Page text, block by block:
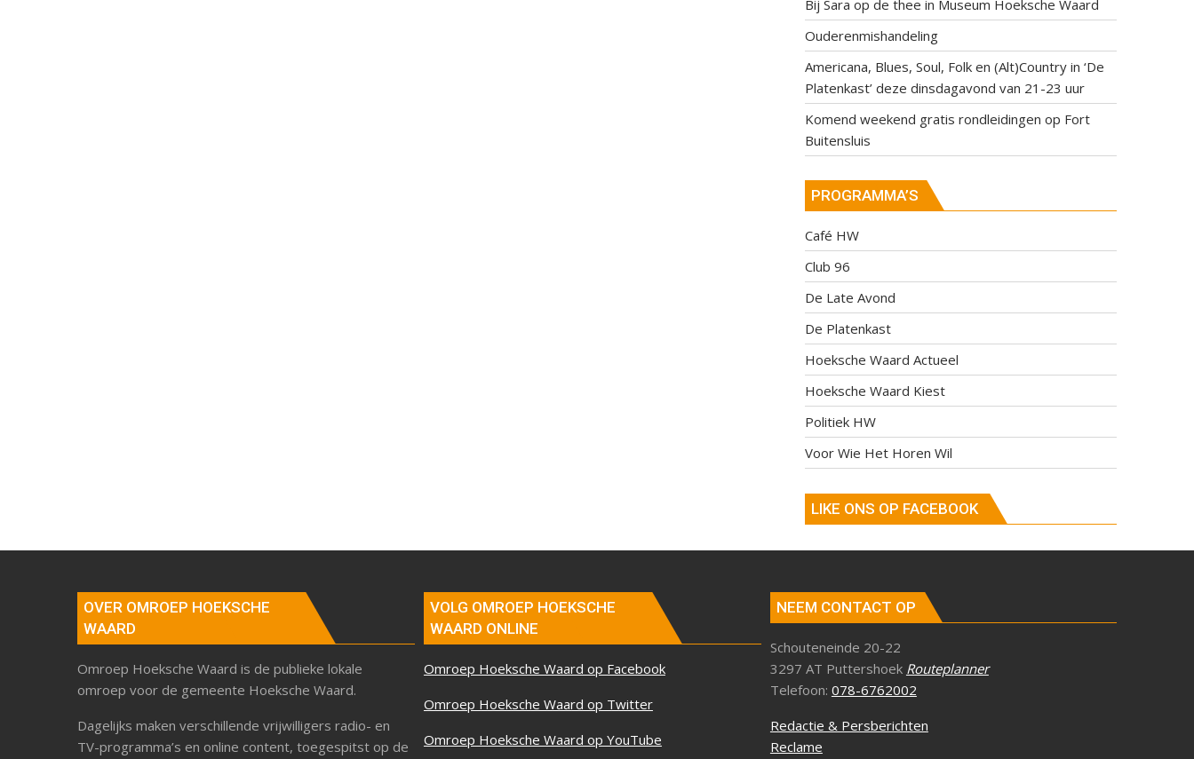
Bij Sara op de thee in Museum Hoeksche Waard
Ouderenmishandeling
Americana, Blues, Soul, Folk en (Alt)Country in ‘De
Platenkast’ deze dinsdagavond van 21-23 uur
Komend weekend gratis rondleidingen op Fort
Buitensluis
PROGRAMMA’S
Café HW
Club 96
De Late Avond
De Platenkast
Hoeksche Waard Actueel
Hoeksche Waard Kiest
Politiek HW
Voor Wie Het Horen Wil
LIKE ONS OP FACEBOOK
OVER OMROEP HOEKSCHE
WAARD
Omroep Hoeksche Waard is de publieke lokale
omroep voor de gemeente Hoeksche Waard.
Dagelijks maken verschillende vrijwilligers radio- en
TV-programma’s en online content, toegespitst op de
VOLG OMROEP HOEKSCHE
WAARD ONLINE
Omroep Hoeksche Waard op Facebook
Omroep Hoeksche Waard op Twitter
Omroep Hoeksche Waard op YouTube
NEEM CONTACT OP
Schouteneinde 20-22
3297 AT Puttershoek Routeplanner
Telefoon: 078-6762002
Redactie & Persberichten
Reclame